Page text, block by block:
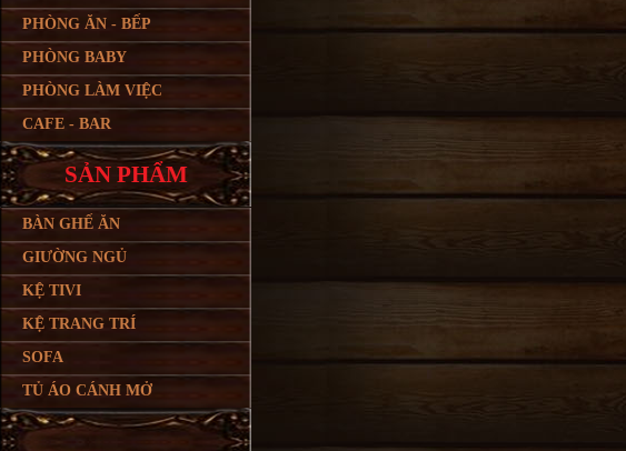
PHÒNG ĂN - BẾP
PHÒNG BABY
PHÒNG LÀM VIỆC
CAFE - BAR
SẢN PHẨM
BÀN GHẾ ĂN
GIƯỜNG NGỦ
KỆ TIVI
KỆ TRANG TRÍ
SOFA
TỦ ÁO CÁNH MỞ